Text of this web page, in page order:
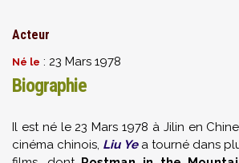
Acteur
Né le : 23 Mars 1978
Biographie
Il est né le 23 Mars 1978 à Jilin en
cinéma chinois, Liu Yea tourné dans